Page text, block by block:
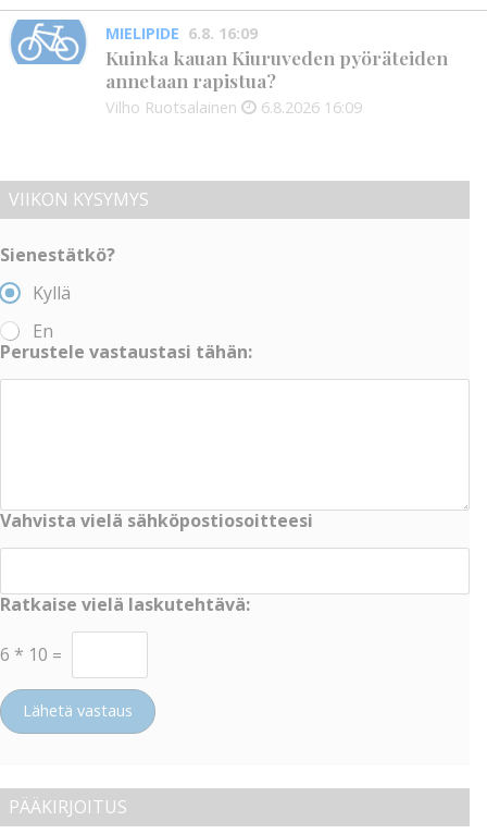
MIELIPIDE 6.8. 16:09
Kuinka kauan Kiuruveden pyöräteiden
annetaan rapistua?
Vilho Ruotsalainen 6.8.2026 16:09
VIIKON KYSYMYS
Sienestätkö?
Kyllä
En
Perustele vastaustasi tähän:
Vahvista vielä sähköpostiosoitteesi
Ratkaise vielä laskutehtävä:
6 * 10 =
Lähetä vastaus
PÄÄKIRJOITUS